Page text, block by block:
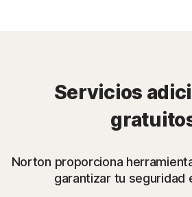
Servicios
Norton proporciona
garantizar tu seguridad